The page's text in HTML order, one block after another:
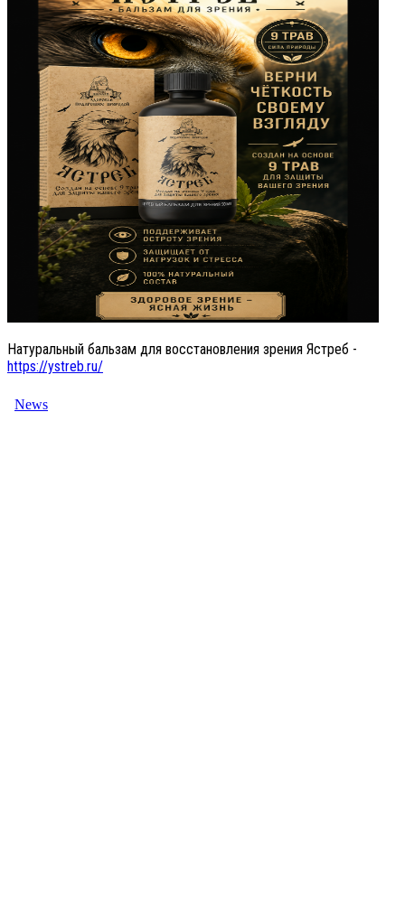
Натуральный бальзам для восстановления зрения Ястреб -
https://ystreb.ru/